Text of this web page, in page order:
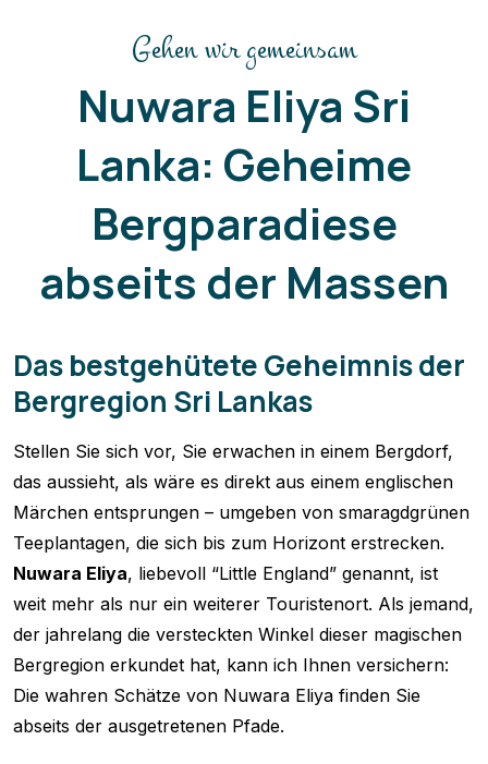
Gehen wir gemeinsam
Nuwara Eliya Sri
Lanka: Geheime
Bergparadiese
abseits der Massen
Das bestgehütete Geheimnis der
Bergregion Sri Lankas
Stellen Sie sich vor, Sie erwachen in einem Bergdorf,
das aussieht, als wäre es direkt aus einem englischen
Märchen entsprungen – umgeben von smaragdgrünen
Teeplantagen, die sich bis zum Horizont erstrecken.
Nuwara Eliya, liebevoll “Little England” genannt, ist
weit mehr als nur ein weiterer Touristenort. Als jemand,
der jahrelang die versteckten Winkel dieser magischen
Bergregion erkundet hat, kann ich Ihnen versichern:
Die wahren Schätze von Nuwara Eliya finden Sie
abseits der ausgetretenen Pfade.